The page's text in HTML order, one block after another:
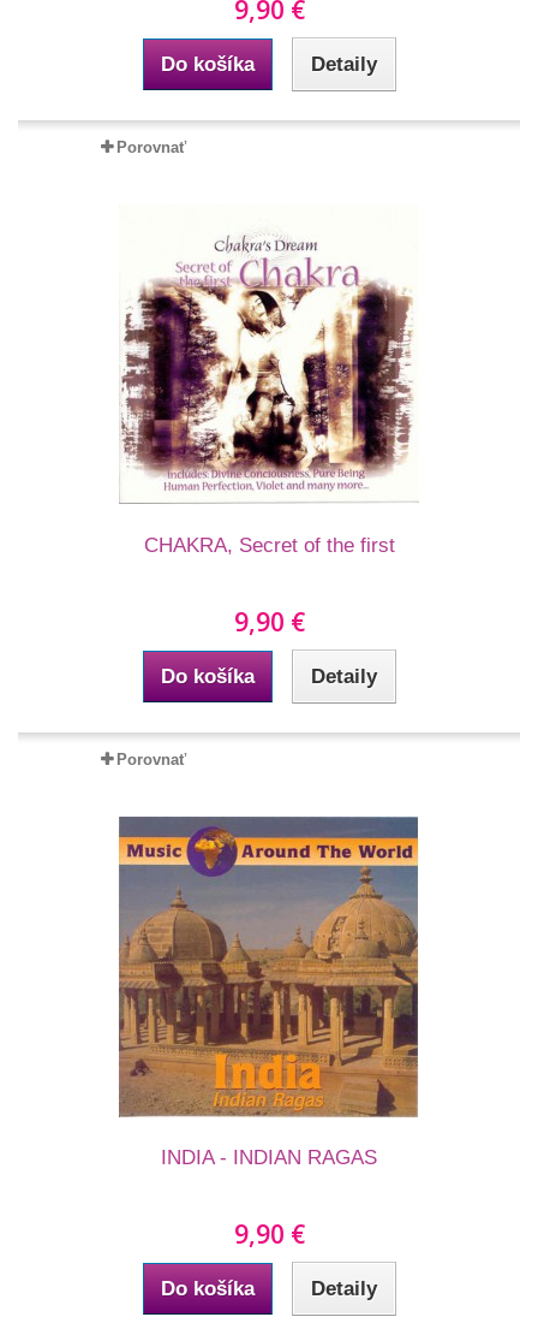
9,90 €
Do košíka Detaily
Porovnať
CHAKRA, Secret of the first
9,90 €
Do košíka Detaily
Porovnať
INDIA - INDIAN RAGAS
9,90 €
Do košíka Detaily